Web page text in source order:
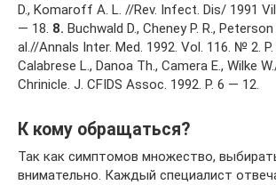
D., Komaroff A. L. //Rev. Infect. Dis/ 1991
— 18. 8. Buchwald D., Cheney P. R., Peterson
al.//Annals Inter. Med. 1992. Vol. 116. № 2.
Calabrese L., Danoa Th., Camera E., Wilke
Chrinicle. J. CFIDS Assoc. 1992. P. 6 — 12.
К кому обращаться?
Так как симптомов множество,
внимательно. Каждый специалист